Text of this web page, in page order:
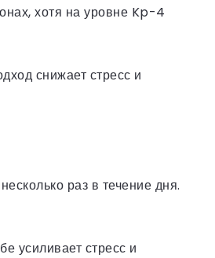
хотя на уровне Kp-4
снижает стресс и
раз в течение дня.
усиливает стресс и